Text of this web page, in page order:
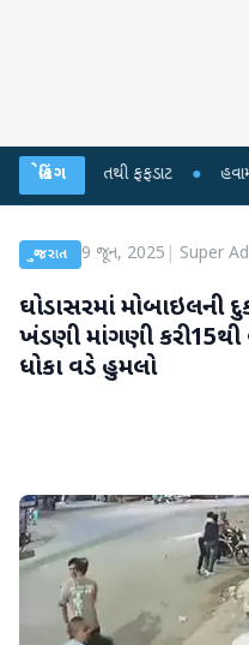
બ્રેકિંગ
ફફડાટ ● હવામાન વિભાગે
ગુજરાત 9 જૂન, 2025 Super
ઘોડાસરમાં મોબાઇલની
ખંડણી માંગણી કરી
ધોકા વડે હુમલો